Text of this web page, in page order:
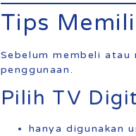
Tips
Sebelum membeli
penggunaan.
Pilih TV
hanya digunakan